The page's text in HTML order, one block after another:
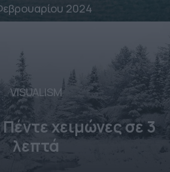
2024
VISUALISM
χειμώνες σε 3
λεπτά